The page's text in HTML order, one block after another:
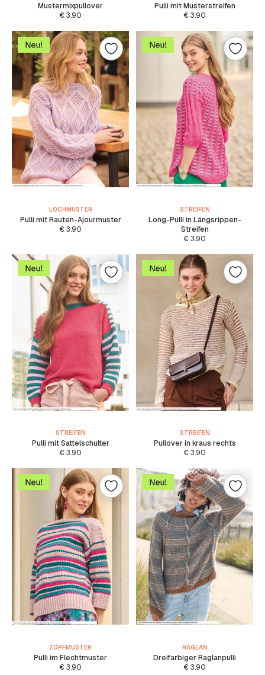
Mustermixpullover
€3.90
Pulli mit Musterstreifen
€3.90
LOCHMUSTER
Pulli mit Rauten-Ajourmuster
€3.90
STREIFEN
Long-Pulli in Längsrippen-
Streifen
€3.90
STREIFEN
Pulli mit Sattelschulter
€3.90
STREIFEN
Pullover in kraus rechts
€3.90
ZOPFMUSTER
Pulli im Flechtmuster
€3.90
RAGLAN
Dreifarbiger Raglanpulli
€3.90